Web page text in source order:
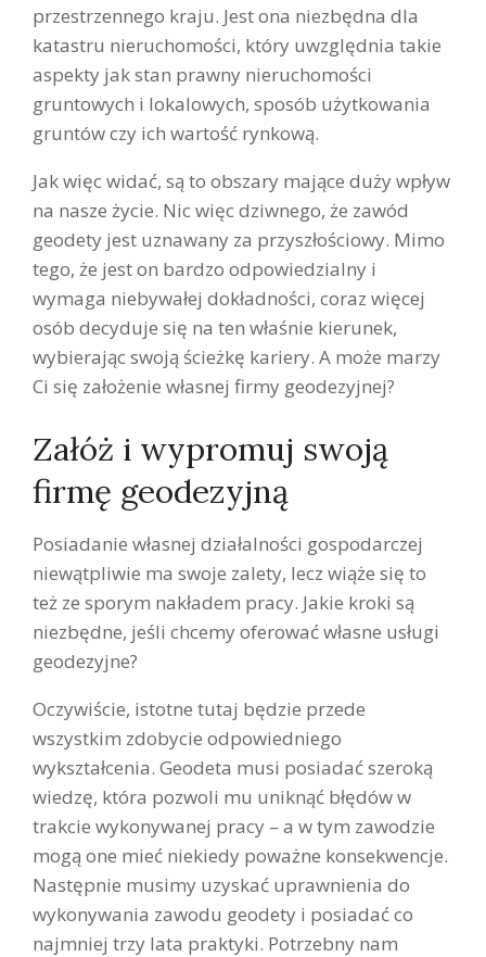
przestrzennego kraju. Jest ona niezbędna dla
katastru nieruchomości, który uwzględnia takie
aspekty jak stan prawny nieruchomości
gruntowych i lokalowych, sposób użytkowania
gruntów czy ich wartość rynkową.
Jak więc widać, są to obszary mające duży wpływ
na nasze życie. Nic więc dziwnego, że zawód
geodety jest uznawany za przyszłościowy. Mimo
tego, że jest on bardzo odpowiedzialny i
wymaga niebywałej dokładności, coraz więcej
osób decyduje się na ten właśnie kierunek,
wybierając swoją ścieżkę kariery. A może marzy
Ci się założenie własnej firmy geodezyjnej?
Załóż i wypromuj swoją
firmę geodezyjną
Posiadanie własnej działalności gospodarczej
niewątpliwie ma swoje zalety, lecz wiąże się to
też ze sporym nakładem pracy. Jakie kroki są
niezbędne, jeśli chcemy oferować własne usługi
geodezyjne?
Oczywiście, istotne tutaj będzie przede
wszystkim zdobycie odpowiedniego
wykształcenia. Geodeta musi posiadać szeroką
wiedzę, która pozwoli mu uniknąć błędów w
trakcie wykonywanej pracy – a w tym zawodzie
mogą one mieć niekiedy poważne konsekwencje.
Następnie musimy uzyskać uprawnienia do
wykonywania zawodu geodety i posiadać co
najmniej trzy lata praktyki. Potrzebny nam